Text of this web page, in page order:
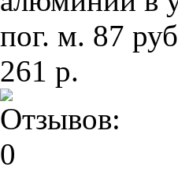
пог. м. 87
261 р.